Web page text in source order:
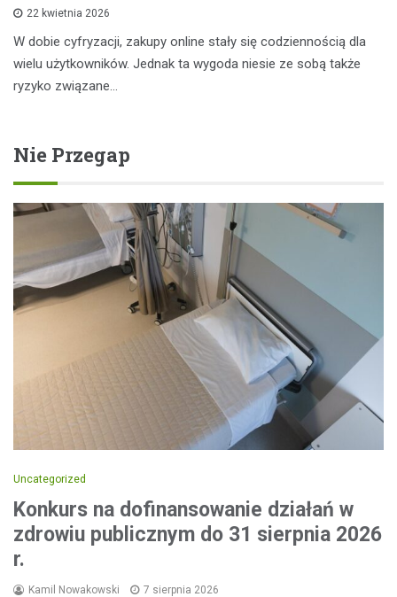
22 kwietnia 2026
W dobie cyfryzacji, zakupy online stały się codziennością dla
wielu użytkowników. Jednak ta wygoda niesie ze sobą także
ryzyko związane…
Nie Przegap
Uncategorized
Konkurs na dofinansowanie działań w
zdrowiu publicznym do 31 sierpnia 2026
r.
Kamil Nowakowski 7 sierpnia 2026